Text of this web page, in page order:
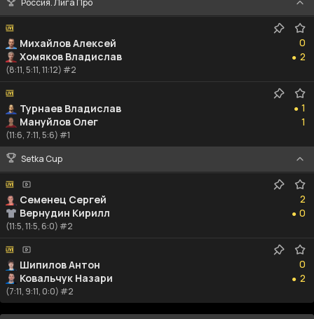
Россия. Лига Про
Михайлов Алексей
Хомяков Владислав
0
0
●
2
2
(8:11, 5:11, 11:12) #2
Турнаев Владислав
Мануйлов Олег
●
1
11
1
(11:6, 7:11, 5:6) #1
Setka Cup
Семенец Сергей
Вернудин Кирилл
2
2
●
0
0
(11:5, 11:5, 6:0) #2
Шипилов Антон
Ковальчук Назари
0
0
●
2
2
(7:11, 9:11, 0:0) #2